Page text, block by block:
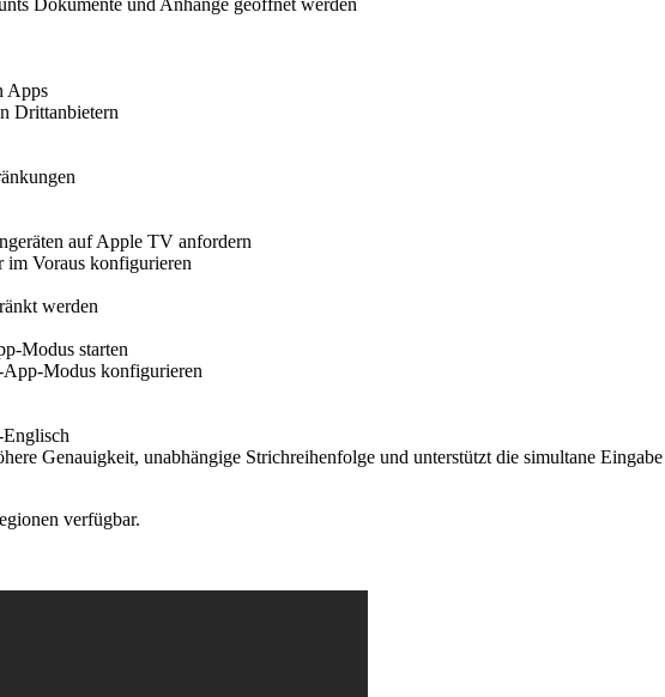
Dokumente und Anhänge geöffnet werden
Apps
Drittanbietern
auf Apple TV anfordern
Voraus konfigurieren
werden
Modus starten
App-Modus konfigurieren
Genauigkeit, unabhängige Strichreihenfolge und unterstützt die simultane
verfügbar.